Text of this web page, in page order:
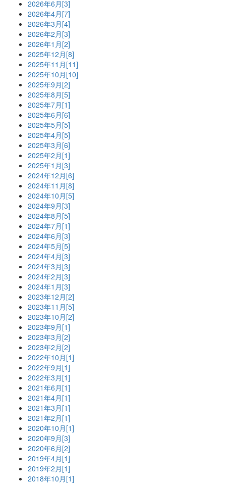
2026年6月[3]
2026年4月[7]
2026年3月[4]
2026年2月[3]
2026年1月[2]
2025年12月[8]
2025年11月[11]
2025年10月[10]
2025年9月[2]
2025年8月[5]
2025年7月[1]
2025年6月[6]
2025年5月[5]
2025年4月[5]
2025年3月[6]
2025年2月[1]
2025年1月[3]
2024年12月[6]
2024年11月[8]
2024年10月[5]
2024年9月[3]
2024年8月[5]
2024年7月[1]
2024年6月[3]
2024年5月[5]
2024年4月[3]
2024年3月[3]
2024年2月[3]
2024年1月[3]
2023年12月[2]
2023年11月[5]
2023年10月[2]
2023年9月[1]
2023年3月[2]
2023年2月[2]
2022年10月[1]
2022年9月[1]
2022年3月[1]
2021年6月[1]
2021年4月[1]
2021年3月[1]
2021年2月[1]
2020年10月[1]
2020年9月[3]
2020年6月[2]
2019年4月[1]
2019年2月[1]
2018年10月[1]